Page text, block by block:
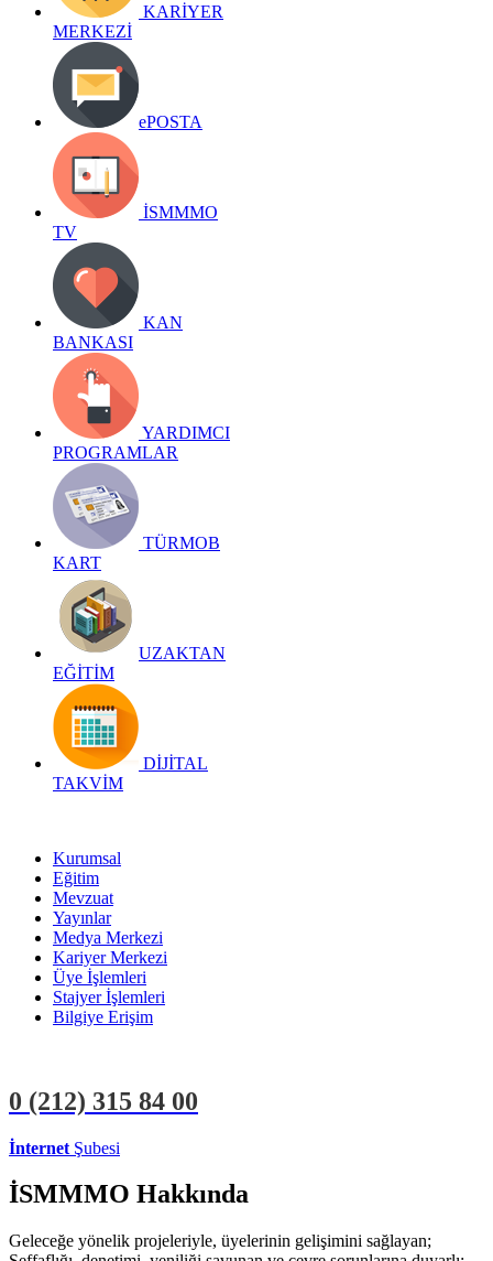
KARİYER
MERKEZİ
ePOSTA
İSMMMO
TV
KAN
BANKASI
YARDIMCI
PROGRAMLAR
TÜRMOB
KART
UZAKTAN
EĞİTİM
DİJİTAL
TAKVİM
Kurumsal
Eğitim
Mevzuat
Yayınlar
Medya Merkezi
Kariyer Merkezi
Üye İşlemleri
Stajyer İşlemleri
Bilgiye Erişim
0 (212) 315 84 00
İnternet Şubesi
İSMMMO Hakkında
Geleceğe yönelik projeleriyle, üyelerinin gelişimini sağlayan;